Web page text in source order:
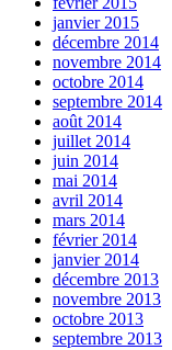
janvier 2015
décembre 2014
novembre 2014
octobre 2014
septembre 2014
août 2014
juillet 2014
juin 2014
mai 2014
avril 2014
mars 2014
février 2014
janvier 2014
décembre 2013
novembre 2013
octobre 2013
septembre 2013